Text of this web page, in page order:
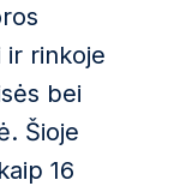
ir jai yra
beipaslaugų
ir rinkoje
bei
Šioje
16